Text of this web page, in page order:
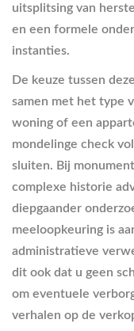
uitsplitsing van
en een formele
instanties.
De keuze tussen
samen met het type
woning of een
mondelinge check
sluiten. Bij
complexe historie
diepgaander
meeloopkeuring is
administratieve
dit ook dat u geen
om eventuele
verhalen op de